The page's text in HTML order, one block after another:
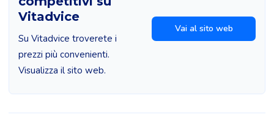
Vitadvice
Su Vitadvice troverete i
prezzi più convenienti.
Visualizza il sito web.
Vai al sito web